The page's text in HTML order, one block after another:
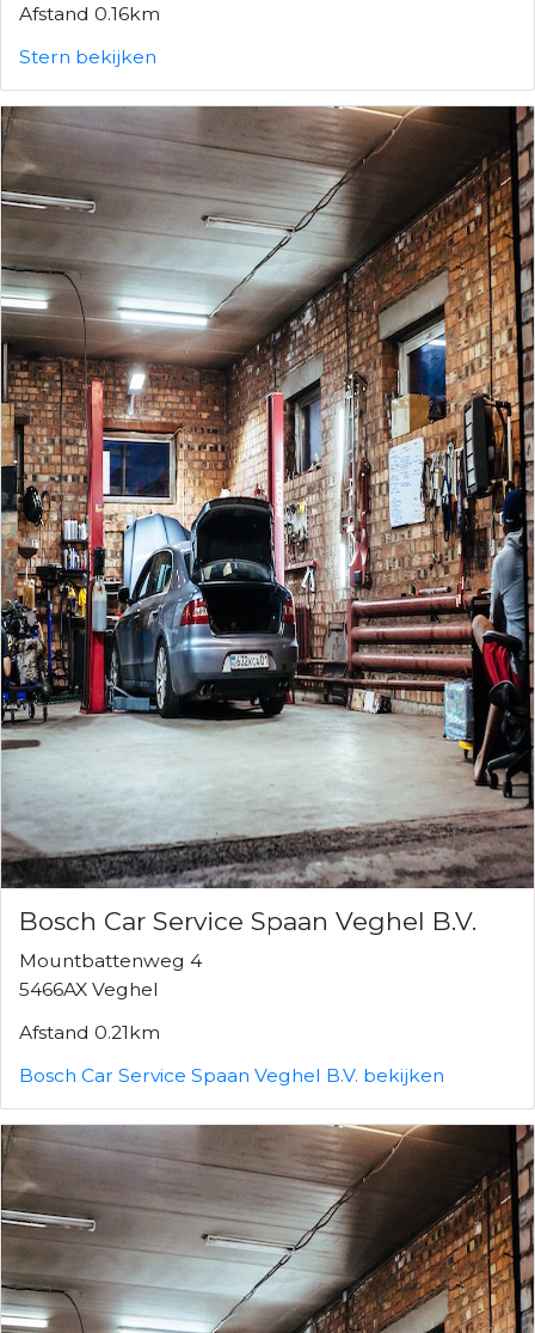
Afstand 0.16km
Stern bekijken
Bosch Car Service Spaan Veghel B.V.
Mountbattenweg 4
5466AX Veghel
Afstand 0.21km
Bosch Car Service Spaan Veghel B.V. bekijken